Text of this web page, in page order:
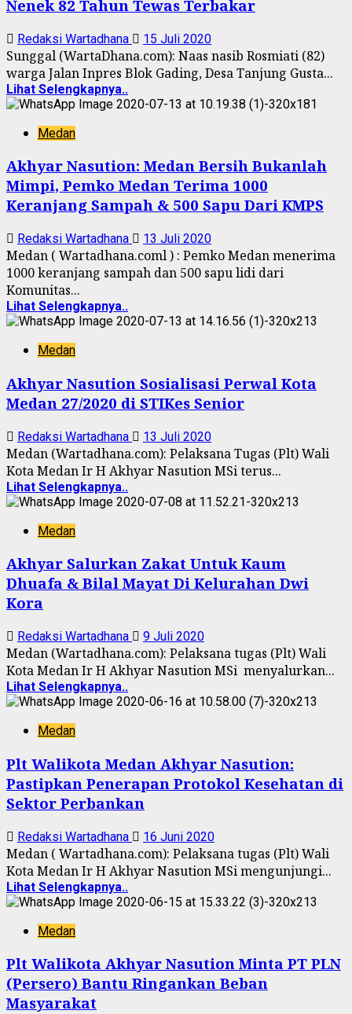
Nenek 82 Tahun Tewas Terbakar
Redaksi Wartadhana 15 Juli 2020
Sunggal (WartaDhana.com): Naas nasib Rosmiati (82)
warga Jalan Inpres Blok Gading, Desa Tanjung Gusta...
Lihat Selengkapnya..
Medan
Akhyar Nasution: Medan Bersih Bukanlah
Mimpi, Pemko Medan Terima 1000
Keranjang Sampah & 500 Sapu Dari KMPS
Redaksi Wartadhana 13 Juli 2020
Medan ( Wartadhana.coml ) : Pemko Medan menerima
1000 keranjang sampah dan 500 sapu lidi dari
Komunitas...
Lihat Selengkapnya..
Medan
Akhyar Nasution Sosialisasi Perwal Kota
Medan 27/2020 di STIKes Senior
Redaksi Wartadhana 13 Juli 2020
Medan (Wartadhana.com): Pelaksana Tugas (Plt) Wali
Kota Medan Ir H Akhyar Nasution MSi terus...
Lihat Selengkapnya..
Medan
Akhyar Salurkan Zakat Untuk Kaum
Dhuafa & Bilal Mayat Di Kelurahan Dwi
Kora
Redaksi Wartadhana 9 Juli 2020
Medan (Wartadhana.com): Pelaksana tugas (Plt) Wali
Kota Medan Ir H Akhyar Nasution MSi menyalurkan...
Lihat Selengkapnya..
Medan
Plt Walikota Medan Akhyar Nasution:
Pastipkan Penerapan Protokol Kesehatan di
Sektor Perbankan
Redaksi Wartadhana 16 Juni 2020
Medan ( Wartadhana.com): Pelaksana tugas (Plt) Wali
Kota Medan Ir H Akhyar Nasution MSi mengunjungi...
Lihat Selengkapnya..
Medan
Plt Walikota Akhyar Nasution Minta PT PLN
(Persero) Bantu Ringankan Beban
Masyarakat